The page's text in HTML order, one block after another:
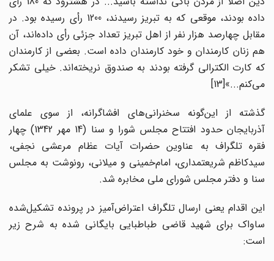
داده بودند، موقعی که به تبریز رسیدند، 1200 رأی رسیده بود. در
مقابل چهارصد هزار نفر از اهل تبریز تعداد جزئی رأی داده‌اند، آن
هم زنان کارمندان و خود کارمندان داده است. بعضی از کارمندان
که کارت الکترالی گرفته بودند به صندوق نریخته‌اند. خیلی تشکر
می‌کنم...»[13]
گذشته از این‌گونه سخنرانی‌های افشاگرانه، از سوی علمای
آذربایجان حدود افتتاح مجلس شورا و سنا (14 مهر 1342) چهار
فقره تلگراف به عناوین حضرات آیات عظام مرعشی نجفی،
سیدکاظم شریعتمداری، امام‌خمینی و میلانی، رونوشت به مجلس
سنا و دفتر مجلس شورای ملی مخابره شد.
این اقدام یعنی ارسال تلگراف اعتراض‌آمیز در پرونده تشکیل‌شده
ساواک برای شهید قاضی طباطبایی بایگانی شده به شرح زیر
است: